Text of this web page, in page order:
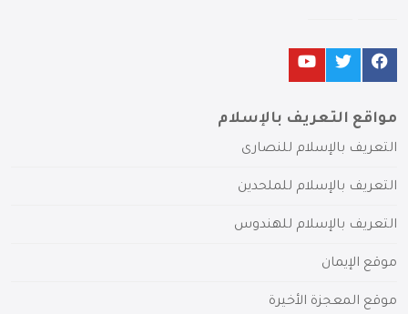
مواقع التعريف بالإسلام
التعريف بالإسلام للنصارى
التعريف بالإسلام للملحدين
التعريف بالإسلام للهندوس
موقع الإيمان
موقع المعجزة الأخيرة